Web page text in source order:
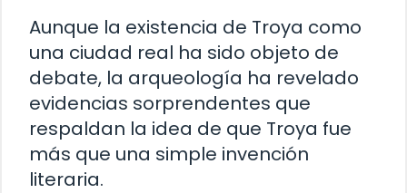
Aunque la existencia de Troya como
una ciudad real ha sido objeto de
debate, la arqueología ha revelado
evidencias sorprendentes que
respaldan la idea de que Troya fue
más que una simple invención
literaria.